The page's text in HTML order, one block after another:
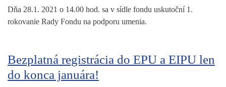
Dňa 28.1. 2021 o 14.00 hod. sa v sídle fondu uskutoční 1.
rokovanie Rady Fondu na podporu umenia.
Bezplatná registrácia do EPU a EIPU len
do konca januára!